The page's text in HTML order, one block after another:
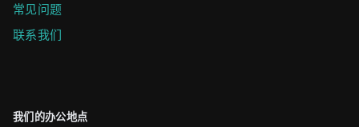
常见问题
联系我们
我们的办公地点